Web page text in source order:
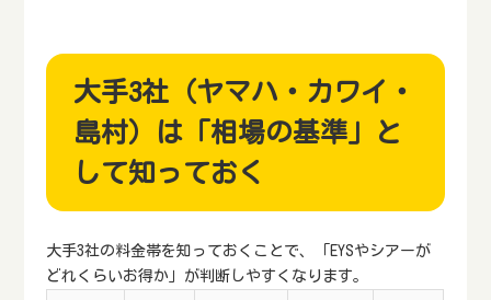
大手3社（ヤマハ・カワイ・
島村）は「相場の基準」と
して知っておく
大手3社の料金帯を知っておくことで、「EYSやシアーが
どれくらいお得か」が判断しやすくなります。